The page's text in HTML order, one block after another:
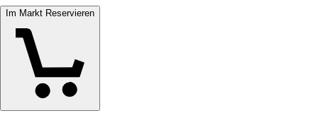
Im Markt Reservieren